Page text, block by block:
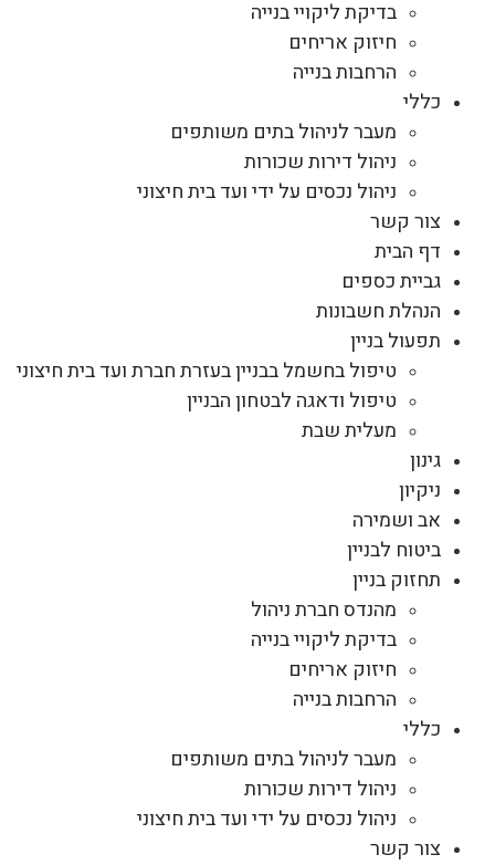
בדיקת ליקויי בנייה
חיזוק אריחים
הרחבות בנייה
כללי
מעבר לניהול בתים משותפים
ניהול דירות שכורות
ניהול נכסים על ידי ועד בית חיצוני
צור קשר
דף הבית
גביית כספים
הנהלת חשבונות
תפעול בניין
טיפול בחשמל בבניין בעזרת חברת ועד בית חיצוני
טיפול ודאגה לבטחון הבניין
מעלית שבת
גינון
ניקיון
אב ושמירה
ביטוח לבניין
תחזוק בניין
מהנדס חברת ניהול
בדיקת ליקויי בנייה
חיזוק אריחים
הרחבות בנייה
כללי
מעבר לניהול בתים משותפים
ניהול דירות שכורות
ניהול נכסים על ידי ועד בית חיצוני
צור קשר